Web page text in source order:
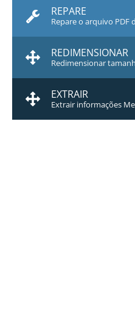
REPARE
Repare o arquivo PDF
REDIMENSIONAR
Redimensionar
EXTRAIR
Extrair informações